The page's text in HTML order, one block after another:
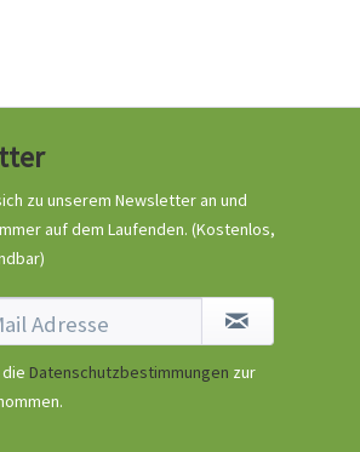
zu unserem Newsletter an und
auf dem Laufenden. (Kostenlos,
Datenschutzbestimmungen zur